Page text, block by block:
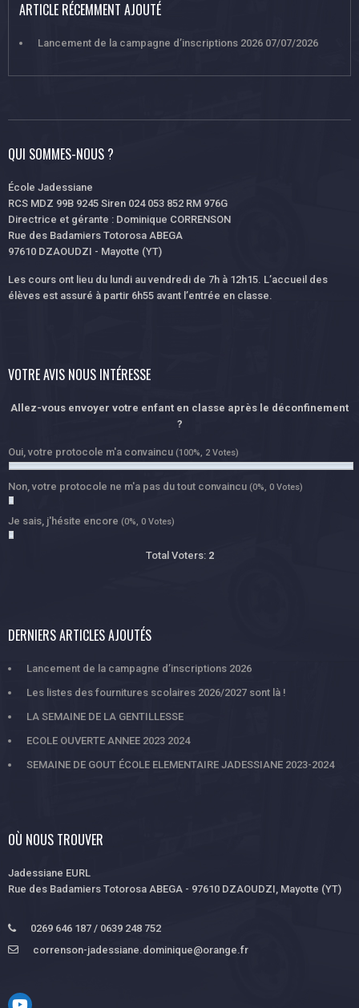
ARTICLE RÉCEMMENT AJOUTÉ
Lancement de la campagne d’inscriptions 2026 07/07/2026
QUI SOMMES-NOUS ?
École Jadessiane
RCS MDZ 99B 9245 Siren 024 053 852 RM 976G
Directrice et gérante : Dominique CORRENSON
Rue des Badamiers Totorosa ABEGA
97610 DZAOUDZI - Mayotte (YT)
Les cours ont lieu du lundi au vendredi de 7h à 12h15. L’accueil des
élèves est assuré à partir 6h55 avant l’entrée en classe.
VOTRE AVIS NOUS INTÉRESSE
Allez-vous envoyer votre enfant en classe après le déconfinement
?
Oui, votre protocole m'a convaincu (100%, 2 Votes)
Non, votre protocole ne m'a pas du tout convaincu (0%, 0 Votes)
Je sais, j'hésite encore (0%, 0 Votes)
Total Voters: 2
DERNIERS ARTICLES AJOUTÉS
Lancement de la campagne d’inscriptions 2026
Les listes des fournitures scolaires 2026/2027 sont là !
LA SEMAINE DE LA GENTILLESSE
ECOLE OUVERTE ANNEE 2023 2024
SEMAINE DE GOUT ÉCOLE ELEMENTAIRE JADESSIANE 2023-2024
OÙ NOUS TROUVER
Jadessiane EURL
Rue des Badamiers Totorosa ABEGA - 97610 DZAOUDZI, Mayotte (YT)
0269 646 187 / 0639 248 752
correnson-jadessiane.dominique@orange.fr